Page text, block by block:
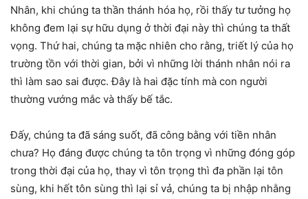
Nhân, khi chúng ta thần thánh hóa họ, rồi thấy tư tưởng họ
không đem lại sự hữu dụng ở thời đại này thì chúng ta thất
vọng. Thứ hai, chúng ta mặc nhiên cho rằng, triết lý của họ
trường tồn với thời gian, bởi vì những lời thánh nhân nói ra
thì làm sao sai được. Đây là hai đặc tính mà con người
thường vướng mắc và thấy bế tắc.
Đấy, chúng ta đã sáng suốt, đã công bằng với tiền nhân
chưa? Họ đáng được chúng ta tôn trọng vì những đóng góp
trong thời đại của họ, thay vì tôn trọng thì đa phần lại tôn
sùng, khi hết tôn sùng thì lại sỉ vả, chúng ta bị nhập nhằng